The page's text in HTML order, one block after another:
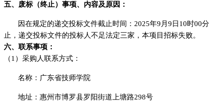
五、废标（终止）事项、内容及原因：
因在规定的递交投标文件截止时间： 2025年9 月9 日 10时00分
止，递交投标文件的投标人不足法定三家，本项目 招标失败。
六、联系事项 ：
（1） 采购人联系方式：
名称：广东省技师学院
地址：惠州市博罗县罗阳街道上塘路298号